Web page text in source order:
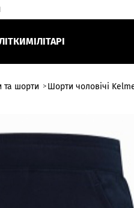
МІЛІТАРІ
та шорти Шорти чоловічі